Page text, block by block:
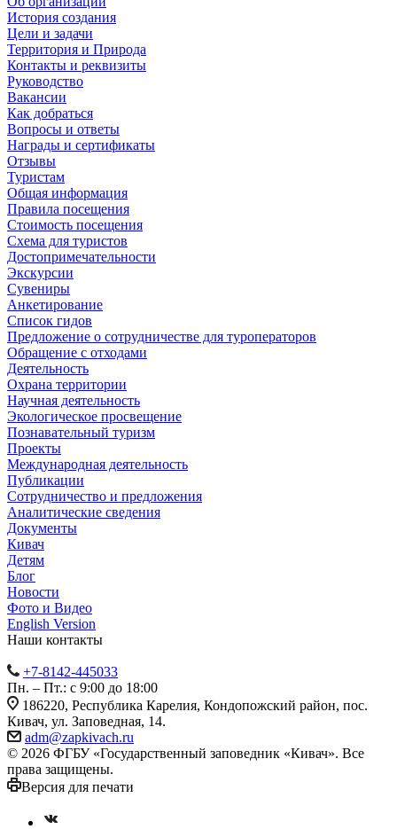
История создания
Цели и задачи
Территория и Природа
Контакты и реквизиты
Руководство
Вакансии
Как добраться
Вопросы и ответы
Награды и сертификаты
Отзывы
Туристам
Общая информация
Правила посещения
Стоимость посещения
Схема для туристов
Достопримечательности
Экскурсии
Сувениры
Анкетирование
Список гидов
Предложение о сотрудничестве для туроператоров
Обращение с отходами
Деятельность
Охрана территории
Научная деятельность
Экологическое просвещение
Познавательный туризм
Проекты
Международная деятельность
Публикации
Сотрудничество и предложения
Аналитические сведения
Документы
Кивач
Детям
Блог
Новости
Фото и Видео
English Version
Наши контакты
+7-8142-445033
Пн. – Пт.: с 9:00 до 18:00
186220, Республика Карелия, Кондопожский район, пос.
Кивач, ул. Заповедная, 14.
adm@zapkivach.ru
© 2026 ФГБУ «Государственный заповедник «Кивач». Все
права защищены.
Версия для печати